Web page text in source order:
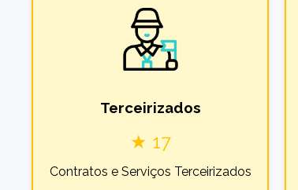
Terceirizados
★ 17
Contratos e Serviços Terceirizados